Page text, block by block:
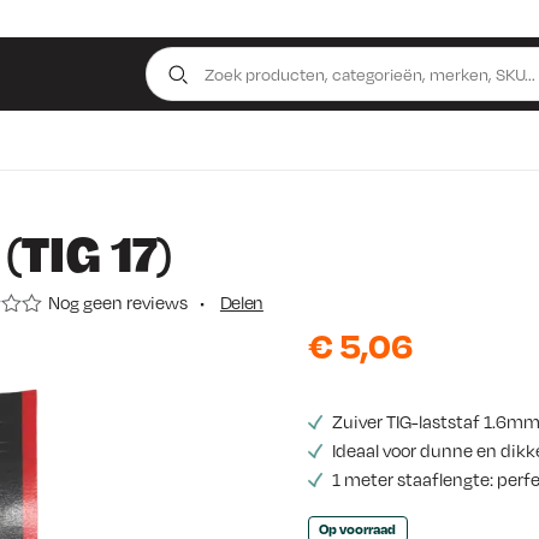
17)
Nog geen reviews • Delen
€5,06
Zuiver TIG-laststaf
Ideaal voor dunne en
1 meter staaflengte:
Op voorraad